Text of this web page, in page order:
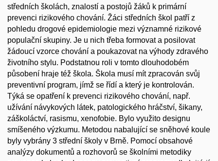
středních školách, znalostí a postojů žáků k primární
prevenci rizikového chování. Žáci středních škol patří z
pohledu drogové epidemiologie mezi významné rizikové
populační skupiny. Je u nich třeba formovat a posilovat
žádoucí vzorce chování a poukazovat na výhody zdravého
životního stylu. Podstatnou roli v tomto dlouhodobém
působení hraje též škola. Škola musí mít zpracován svůj
preventivní program, jímž se řídí a který je kontrolován.
Týká se opatření k prevenci rizikového chování, např.
užívání návykových látek, patologického hráčství, šikany,
záškoláctví, rasismu, xenofobie. Bylo využito designu
smíšeného výzkumu. Metodou nabalující se sněhové koule
byly vybrány 3 střední školy v Brně. Pomocí obsahové
analýzy dokumentů a rozhovorů se školními metodiky